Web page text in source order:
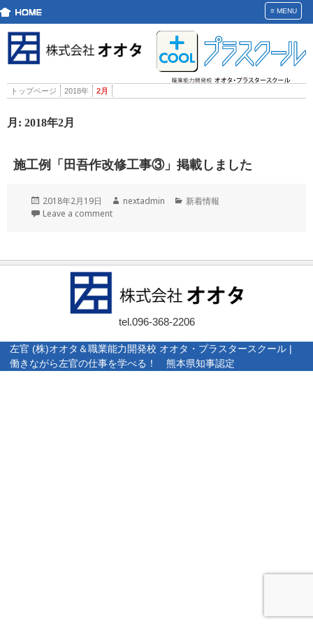
≡MENU
トップページ 2018年 2月
月: 2018年2月
施工例「田吾作改修工事③」掲載しました
投
稿
2018年2月19日
作
nextadmin
カ
新着情報
Leave a comment
tel.096-368-2206
左官 (株)オオタ＆職業能力開発校 オオタ・プラスタースクール |
働きながら左官の仕事を学べる！ 熊本県知事認定